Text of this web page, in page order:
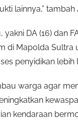
lainnya,” tambah
yakni DA (16) dan
di Mapolda Sultra
penyidikan lebih
warga agar
kendaraan